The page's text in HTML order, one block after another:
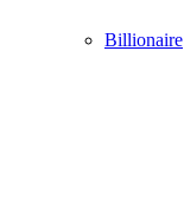
Billionaire